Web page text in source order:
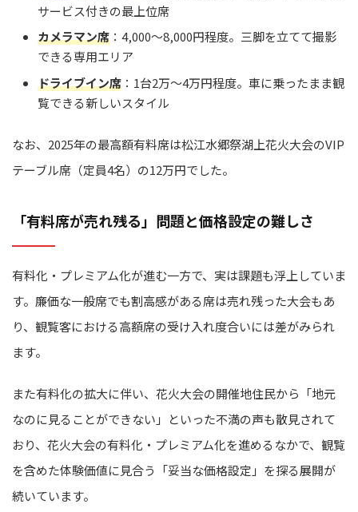
サービス付きの最上位席
カメラマン席 ：4,000〜8,000円程度。三脚を立てて撮影
できる専用エリア
ドライブイン席 ：1台2万〜4万円程度。車に乗ったまま観
覧できる新しいスタイル
なお、2025年の最高額有料席は松江水郷祭湖上花火大会のVIP
テーブル席（定員4名）の12万円でした。
「有料席が売れ残る」問題と価格設定の難しさ
有料化・プレミアム化が進む一方で、実は課題も浮上していま
す。廉価な一般席でも割高感がある席は売れ残った大会もあ
り、観覧客における高額席の受け入れ度合いには差がみられ
ます。
また有料化の拡大に伴い、花火大会の開催地住民から「地元
なのに見ることができない」といった不満の声も散見されて
おり、花火大会の有料化・プレミアム化を進めるなかで、観覧
を含めた体験価値に見合う「妥当な価格設定」を探る展開が
続いています。